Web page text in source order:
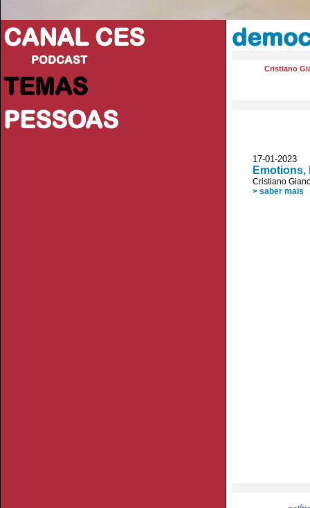
CANAL CES
PODCAST
TEMAS
PESSOAS
Cristiano
17-01-
Emotions,
Cristiano
> saber mais